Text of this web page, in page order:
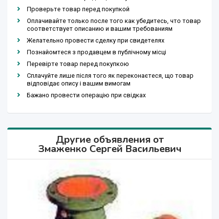
Проверьте товар перед покупкой
Оплачивайте только после того как убедитесь, что товар
соответствует описанию и вашим требованиям
Желательно провести сделку при свидетелях
Познайомтеся з продавцем в публічному місці
Перевірте товар перед покупкою
Сплачуйте лише після того як переконаєтеся, що товар
відповідає опису і вашим вимогам
Бажано провести операцію при свідках
Другие объявления от
Змаженко Сергей Васильевич